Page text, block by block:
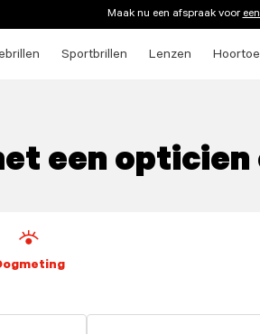
Maak nu een afspraak voor
Sportbrillen Lenzen
een opticien